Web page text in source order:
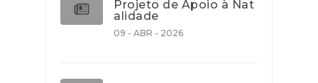
Projeto de Apoio à Nat
alidade
09 - ABR - 2026